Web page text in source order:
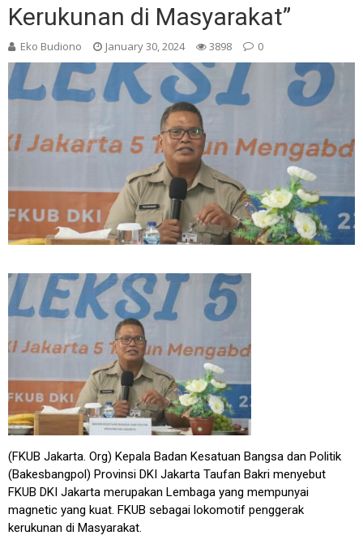
Kerukunan di Masyarakat”
Eko Budiono January 30, 2024 3898 0
(FKUB Jakarta. Org) Kepala Badan Kesatuan Bangsa dan Politik
(Bakesbangpol) Provinsi DKI Jakarta Taufan Bakri menyebut
FKUB DKI Jakarta merupakan Lembaga yang mempunyai
magnetic yang kuat. FKUB sebagai lokomotif penggerak
kerukunan di Masyarakat.